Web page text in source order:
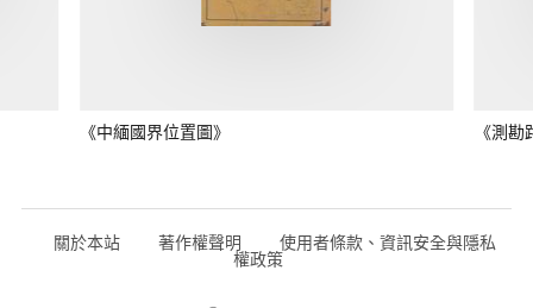
《中緬國界位置圖》 《測
關於本站 著作權聲明 使用者條款、資訊安全與隱私
權政策